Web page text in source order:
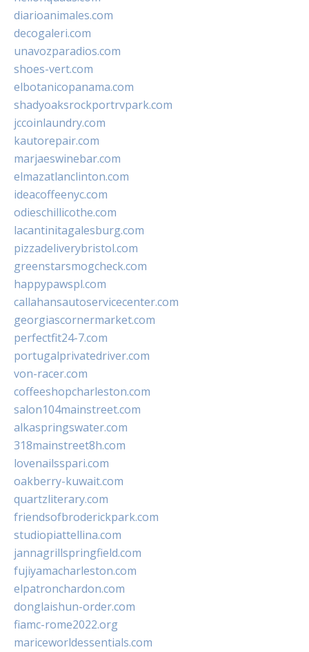
diarioanimales.com
decogaleri.com
unavozparadios.com
shoes-vert.com
elbotanicopanama.com
shadyoaksrockportrvpark.com
jccoinlaundry.com
kautorepair.com
marjaeswinebar.com
elmazatlanclinton.com
ideacoffeenyc.com
odieschillicothe.com
lacantinitagalesburg.com
pizzadeliverybristol.com
greenstarsmogcheck.com
happypawspl.com
callahansautoservicecenter.com
georgiascornermarket.com
perfectfit24-7.com
portugalprivatedriver.com
von-racer.com
coffeeshopcharleston.com
salon104mainstreet.com
alkaspringswater.com
318mainstreet8h.com
lovenailsspari.com
oakberry-kuwait.com
quartzliterary.com
friendsofbroderickpark.com
studiopiattellina.com
jannagrillspringfield.com
fujiyamacharleston.com
elpatronchardon.com
donglaishun-order.com
fiamc-rome2022.org
mariceworldessentials.com